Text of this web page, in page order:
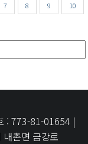
7 8 9 10
: 773-81-01654 |
촌면 금강로